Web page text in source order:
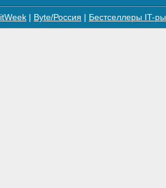
itWeek Byte/Россия Бестселлеры IT-